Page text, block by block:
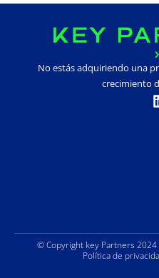
No estás adquiriendo una
crecimiento
© Copyright key Partners
Política de